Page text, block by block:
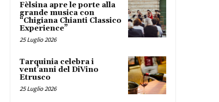
Fèlsina apre le porte alla
grande musica con
“Chigiana Chianti Classico
Experience”
25 Luglio 2026
Tarquinia celebra i
vent’anni del DiVino
Etrusco
25 Luglio 2026